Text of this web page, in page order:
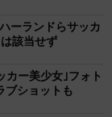
ーランドらサッカ
該当せず
ー美少女｣フォト
ショットも